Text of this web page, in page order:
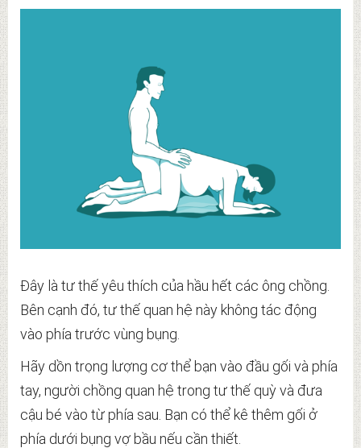
Đây là tư thế yêu thích của hầu hết các ông chồng.
Bên cạnh đó, tư thế quan hệ này không tác động
vào phía trước vùng bụng.
Hãy dồn trọng lượng cơ thể bạn vào đầu gối và phía
tay, người chồng quan hệ trong tư thế quỳ và đưa
cậu bé vào từ phía sau. Bạn có thể kê thêm gối ở
phía dưới bụng vợ bầu nếu cần thiết.